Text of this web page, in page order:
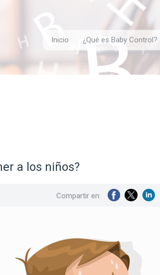
Inicio ¿Qué es Baby Control?
a los niños?
Compartir en: